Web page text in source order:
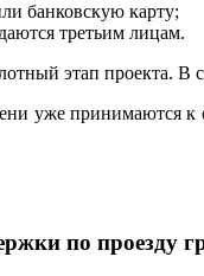
банковскую карту;
третьим лицам.
этап проекта. В
уже принимаются к
по проезду